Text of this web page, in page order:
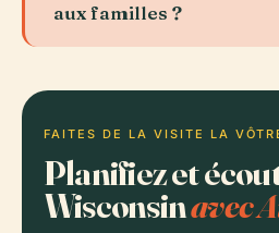
aux familles ?
FAITES DE LA VISITE LA
Planifiez et
Wisconsinavec